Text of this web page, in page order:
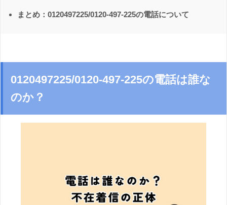
まとめ：0120497225/0120-497-225の電話について
0120497225/0120-497-225の電話は誰な
のか？